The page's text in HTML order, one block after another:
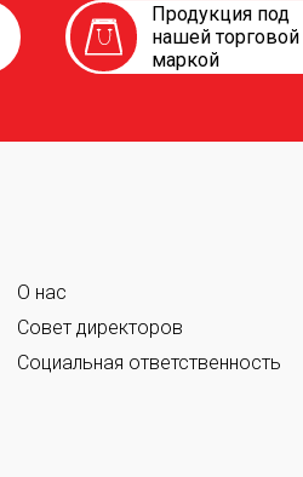
Продукция под
нашей торговой
маркой
О нас
Совет директоров
Социальная ответственность